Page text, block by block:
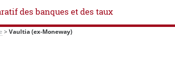
des banques et des taux
>Vaultia (ex-Moneway)